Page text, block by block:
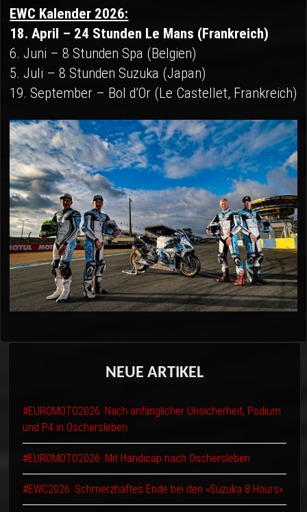
EWC Kalender 2026:
18. April – 24 Stunden Le Mans (Frankreich)
6. Juni – 8 Stunden Spa (Belgien)
5. Juli – 8 Stunden Suzuka (Japan)
19. September – Bol d’Or (Le Castellet, Frankreich)
NEUE ARTIKEL
#EUROMOTO2026: Nach anfänglicher Unsicherheit, Podium
und P4 in Oschersleben
#EUROMOTO2026: Mit Handicap nach Oschersleben
#EWC2026: Schmerzhaftes Ende bei den «Suzuka 8 Hours»